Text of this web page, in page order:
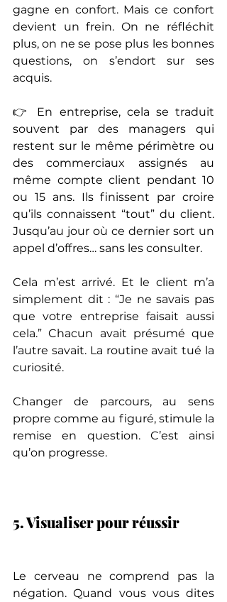
gagne en confort. Mais ce confort
devient un frein. On ne réfléchit
plus, on ne se pose plus les bonnes
questions, on s’endort sur ses
acquis.
👉 En entreprise, cela se traduit
souvent par des managers qui
restent sur le même périmètre ou
des commerciaux assignés au
même compte client pendant 10
ou 15 ans. Ils finissent par croire
qu’ils connaissent “tout” du client.
Jusqu’au jour où ce dernier sort un
appel d’offres… sans les consulter.
Cela m’est arrivé. Et le client m’a
simplement dit : “Je ne savais pas
que votre entreprise faisait aussi
cela.” Chacun avait présumé que
l’autre savait. La routine avait tué la
curiosité.
Changer de parcours, au sens
propre comme au figuré, stimule la
remise en question. C’est ainsi
qu’on progresse.
5. Visualiser pour réussir
Le cerveau ne comprend pas la
négation. Quand vous vous dites